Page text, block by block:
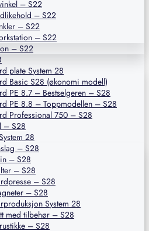
– S22
– S22
– S22
– S22
– S22
plate System 28
Basic S28 (økonomi modell)
PE 8.7 – Bestselgeren – S28
PE 8.8 – Toppmodellen – S28
Professional 750 – S28
– S28
28
– S28
– S28
– S28
– S28
– S28
System 28
med tilbehør – S28
– S28